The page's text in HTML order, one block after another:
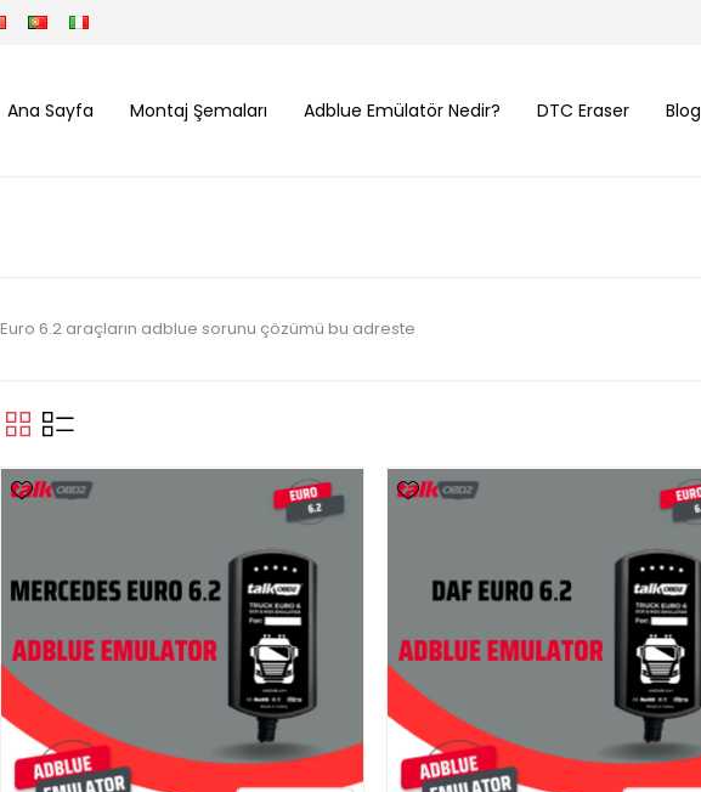
Ana Sayfa Montaj Şemaları Adblue Emülatör Nedir? DTC Eraser Blog
Euro 6.2 araçların adblue sorunu çözümü bu adreste